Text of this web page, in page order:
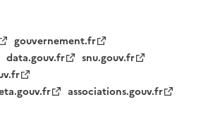
gouvernement.fr
data.gouv.fr
snu.gouv.fr
associations.gouv.fr